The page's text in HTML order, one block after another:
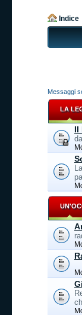
Indice
Messaggi
LA
Il